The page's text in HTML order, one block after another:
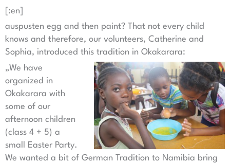
[:en]
auspusten egg and then paint? That not every child
knows and therefore, our volunteers, Catherine and
Sophia, introduced this tradition in Okakarara:
„We have
organized in
Okakarara with
some of our
afternoon children
(class 4 + 5) a
small Easter Party.
We wanted a bit of German Tradition to Namibia bring